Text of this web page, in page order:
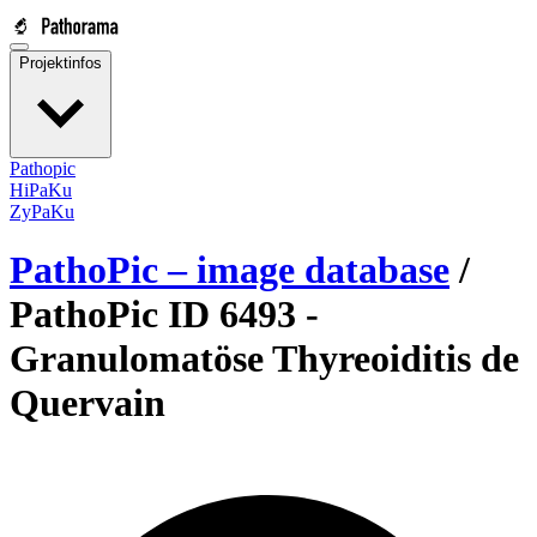
Projektinfos
Pathopic
HiPaKu
ZyPaKu
PathoPic – image database /
PathoPic ID 6493 -
Granulomatöse Thyreoiditis de
Quervain